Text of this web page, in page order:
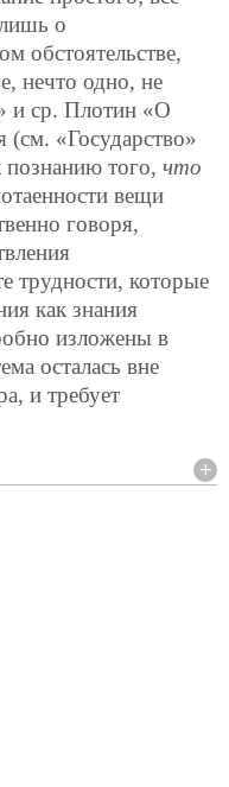
о
обстоятельстве,
нечто одно, не
и ср. Плотин «О
«Государство»
познанию того, что
вещи
говоря,
трудности, которые
как знания
изложены в
осталась вне
и требует